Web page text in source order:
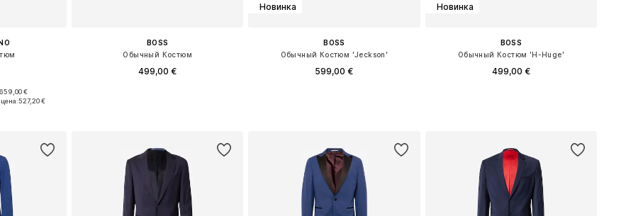
50, 52
€
527,20 €
BOSS
Обычный Костюм
499,00 €
Новинка
BOSS
Обычный Костюм 'Jeckson'
599,00 €
Новинка
BOSS
Обычный Костюм 'H-Huge'
499,00 €